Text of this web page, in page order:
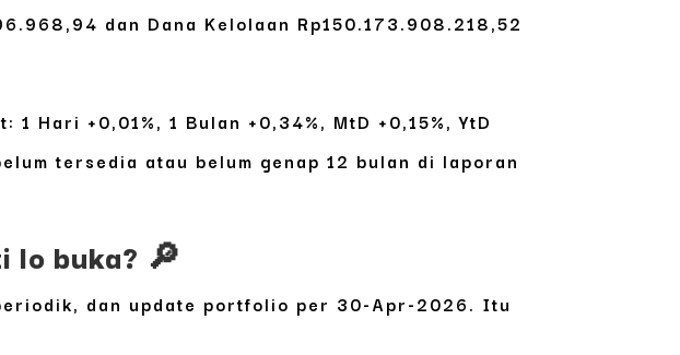
dan Dana Kelolaan Rp150.173.908.218,52
1 Hari +0,01%,1 Bulan +0,34%, MtD +0,15%,YtD
tersedia atau belum genap 12 bulan di laporan
lo buka? 🔎
dan update portfolio per 30-Apr-2026. Itu